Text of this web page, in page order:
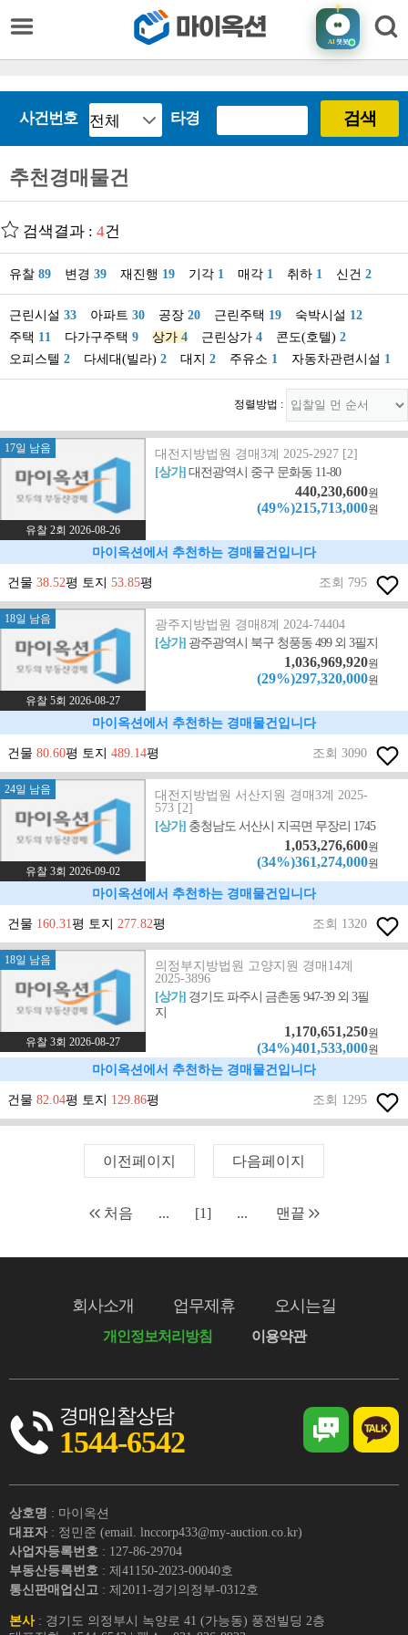
AI챗봇
사건번호 타경 검색
추천경매물건
검색결과 : 4건
유찰 89 변경 39 재진행 19 기각 1 매각 1 취하 1 신건 2
근린시설 33 아파트 30 공장 20 근린주택 19 숙박시설 12
주택 11 다가구주택 9 상가 4 근린상가 4 콘도(호텔) 2
오피스텔 2 다세대(빌라) 2 대지 2 주유소 1 자동차관련시설 1
정렬방법 :
17일 남음
유찰 2회 2026-08-26
대전지방법원 경매3계 2025-2927 [2]
[상가]대전광역시 중구 문화동 11-80
440,230,600원
(49%)215,713,000원
마이옥션에서 추천하는 경매물건입니다
건물 38.52평 토지 53.85평 조회 795
18일 남음
유찰 5회 2026-08-27
광주지방법원 경매8계 2024-74404
[상가] 광주광역시 북구 청풍동 499 외 3필지
1,036,969,920원
(29%)297,320,000원
마이옥션에서 추천하는 경매물건입니다
건물 80.60평 토지 489.14평 조회 3090
24일 남음
유찰 3회 2026-09-02
대전지방법원 서산지원 경매3계 2025-
573 [2]
[상가] 충청남도 서산시 지곡면 무장리 1745
1,053,276,600원
(34%)361,274,000원
마이옥션에서 추천하는 경매물건입니다
건물 160.31평 토지 277.82평 조회 1320
18일 남음
유찰 3회 2026-08-27
의정부지방법원 고양지원 경매14계
2025-3896
[상가] 경기도 파주시 금촌동 947-39 외 3필
지
1,170,651,250원
(34%)401,533,000원
마이옥션에서 추천하는 경매물건입니다
건물 82.04평 토지 129.86평 조회 1295
이전페이지 다음페이지
처음 ... [1] ... 맨끝
회사소개 업무제휴 오시는길
개인정보처리방침 이용약관
경매입찰상담
1544-6542
상호명 : 마이옥션
대표자 : 정민준 (email. lnccorp433@my-auction.co.kr)
사업자등록번호 : 127-86-29704
부동산등록번호 : 제41150-2023-00040호
통신판매업신고 : 제2011-경기의정부-0312호
본사: 경기도 의정부시 녹양로 41 (가능동) 풍전빌딩 2층